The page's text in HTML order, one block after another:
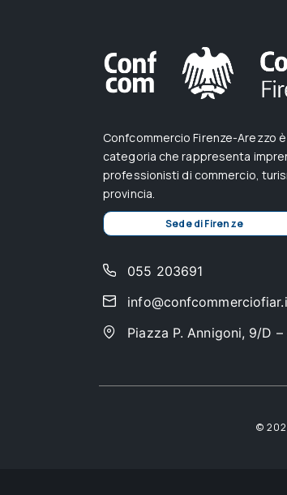
Confcommercio Firenze-Arezzo
categoria che rappresenta
professionisti di commercio,
provincia.
Sede di Firenze
055 203691
Piazza P. Annigoni, 9/D
©